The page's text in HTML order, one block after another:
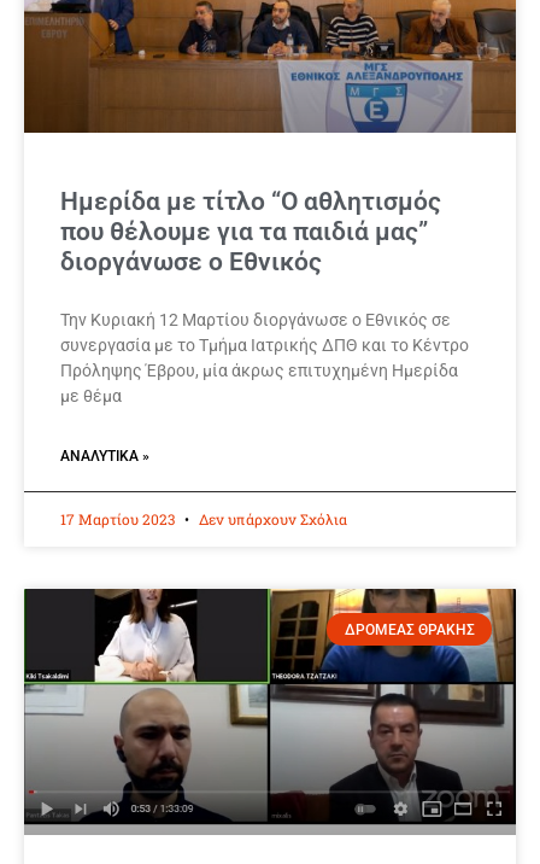
Ημερίδα με τίτλο “Ο αθλητισμός
που θέλουμε για τα παιδιά μας”
διοργάνωσε ο Εθνικός
Την Κυριακή 12 Μαρτίου διοργάνωσε ο Εθνικός σε
συνεργασία με το Τμήμα Ιατρικής ΔΠΘ και το Κέντρο
Πρόληψης Έβρου, μία άκρως επιτυχημένη Ημερίδα
με θέμα
ΑΝΑΛΥΤΙΚΆ »
17 Μαρτίου 2023 Δεν υπάρχουν Σχόλια
ΔΡΟΜΕΑΣ ΘΡΑΚΗΣ